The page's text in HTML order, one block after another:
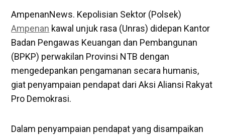
AmpenanNews. Kepolisian Sektor (Polsek)
Ampenan kawal unjuk rasa (Unras) didepan Kantor
Badan Pengawas Keuangan dan Pembangunan
(BPKP) perwakilan Provinsi NTB dengan
mengedepankan pengamanan secara humanis,
giat penyampaian pendapat dari Aksi Aliansi Rakyat
Pro Demokrasi.
Dalam penyampaian pendapat yang disampaikan